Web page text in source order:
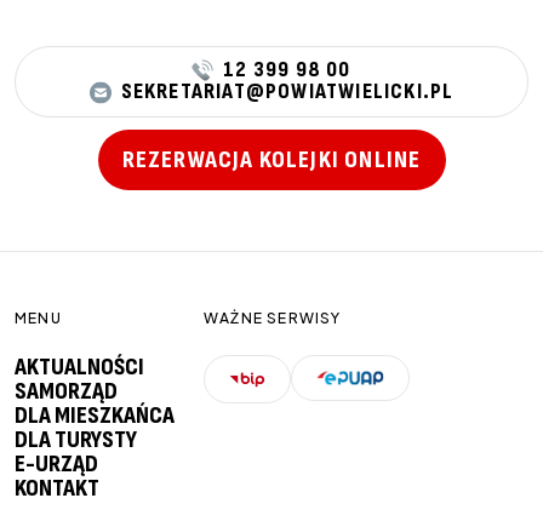
12 399 98 00
SEKRETARIAT@POWIATWIELICKI.PL
REZERWACJA KOLEJKI ONLINE
MENU
AKTUALNOŚCI
SAMORZĄD
DLA MIESZKAŃCA
DLA TURYSTY
E-URZĄD
KONTAKT
WAŻNE SERWISY